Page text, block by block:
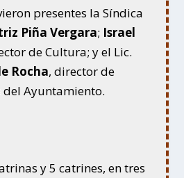
presentes la Síndica
Piña Vergara; Israel
de Cultura; y el Lic.
Rocha, director de
del Ayuntamiento.
y 5 catrines, en tres